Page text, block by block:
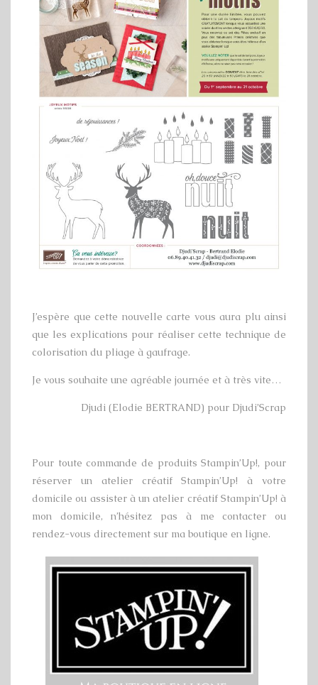
J’espère que cette nouvelle carte vous aura plu ainsi
que les explications pour réaliser cette technique de
colorisation du pliage à gaufrage.
Je vous souhaite une agréable journée et à très vite…
Djudi (Elodie BERTRAND) pour Djudi’Scrap
Pour toute commande de produits Stampin’Up!, pour
réserver un atelier créatif Stampin’Up! à votre
domicile ou assister à un atelier créatif Stampin’Up! à
mon domicile, n’hésitez pas à me contacter ou
rendez-vous directement sur ma boutique en ligne.